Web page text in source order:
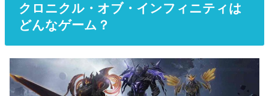
クロニクル・オブ・インフィニティは
どんなゲーム？